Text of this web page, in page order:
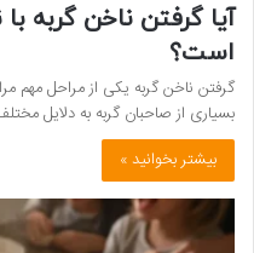
آیا گرفتن ناخن گربه
است؟
گرفتن ناخن گربه یکی از مراحل مهم
بسیاری از صاحبان گربه به دلایل
بیشتر بخوانید »